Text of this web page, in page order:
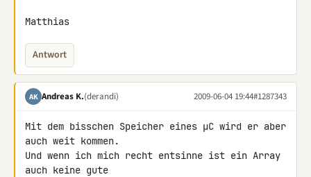
Matthias
Antwort
AK Andreas K.(derandi) 2009-06-04 19:44#1287343
Mit dem bisschen Speicher eines µC wird er aber
auch weit kommen.
Und wenn ich mich recht entsinne ist ein Array
auch keine gute